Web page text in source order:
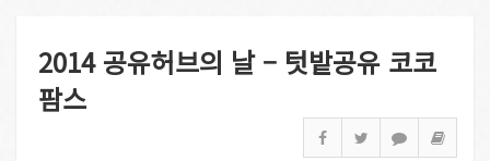
2014 공유허브의 날 – 텃밭공유 코코
팜스